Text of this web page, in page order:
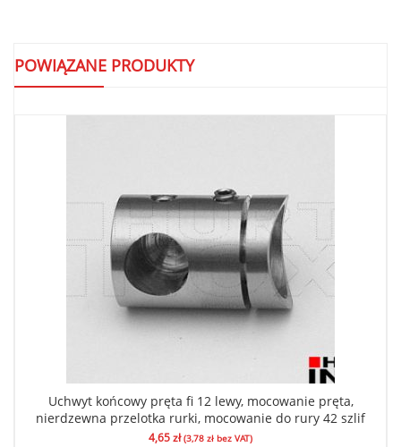
POWIĄZANE PRODUKTY
Uchwyt końcowy pręta fi 12 lewy, mocowanie pręta,
nierdzewna przelotka rurki, mocowanie do rury 42 szlif
4,65zł (3,78 zł bez VAT)